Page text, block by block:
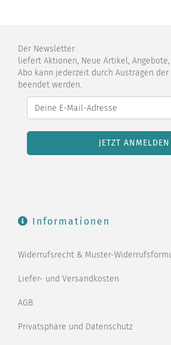
Der Newsletter
liefert Aktionen, Neue Artikel,
Abo kann jederzeit durch Austragen der
beendet werden.
Informationen
Widerrufsrecht & Muster-
Liefer- und Versandkosten
AGB
Privatsphäre und Datenschutz